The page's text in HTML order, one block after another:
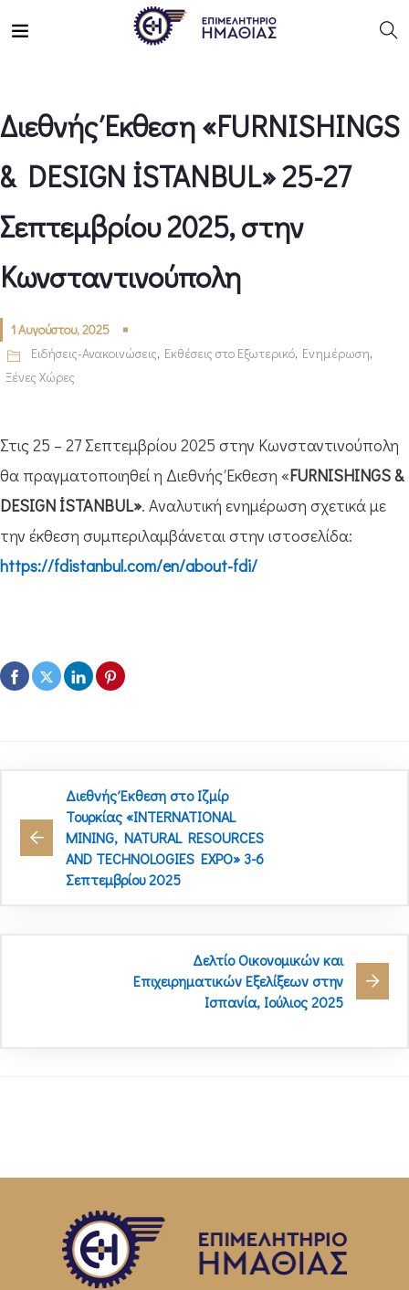
Διεθνής Έκθεση «FURNISHINGS
& DESIGN İSTANBUL» 25-27
Σεπτεμβρίου 2025, στην
Κωνσταντινούπολη
1 Αυγούστου, 2025
Ειδήσεις-Ανακοινώσεις, Εκθέσεις στο Εξωτερικό, Ενημέρωση,
Ξένες Χώρες
Στις 25 – 27 Σεπτεμβρίου 2025 στην Κωνσταντινούπολη
θα πραγματοποιηθεί η Διεθνής Έκθεση «FURNISHINGS &
DESIGN İSTANBUL». Αναλυτική ενημέρωση σχετικά με
την έκθεση συμπεριλαμβάνεται στην ιστοσελίδα:
https://fdistanbul.com/en/about-fdi/
Διεθνής Έκθεση στο Ιζμίρ
Τουρκίας «INTERNATIONAL
MINING, NATURAL RESOURCES
AND TECHNOLOGIES EXPO» 3-6
Σεπτεμβρίου 2025
Δελτίο Οικονομικών και
Επιχειρηματικών Εξελίξεων στην
Ισπανία, Ιούλιος 2025